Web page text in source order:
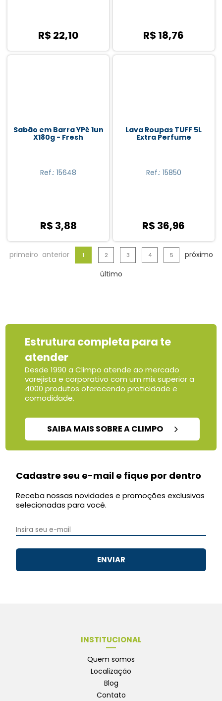
R$ 22,10 R$ 18,76
Sabão em Barra YPê 1un
X180g - Fresh
Ref.: 15648
R$ 3,88
Lava Roupas TUFF 5L
Extra Perfume
Ref.: 15850
R$ 36,96
primeiro anterior 1 2 3 4 5
próximo
último
Estrutura completa para te
atender
Desde 1990 a Climpo atende ao mercado
varejista e corporativo com um mix superior a
4000 produtos oferecendo praticidade e
comodidade.
SAIBA MAIS SOBRE A CLIMPO
Cadastre seu e-mail e fique por dentro
Receba nossas novidades e promoções exclusivas
selecionadas para você.
ENVIAR
INSTITUCIONAL
Quem somos
Localização
Blog
Contato